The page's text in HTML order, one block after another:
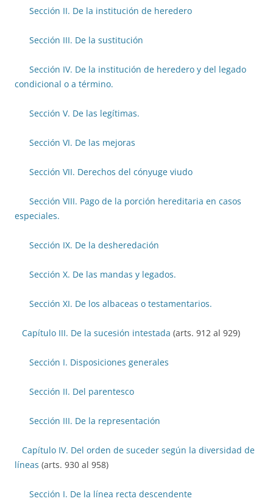
Sección II. De la institución de heredero
Sección III. De la sustitución
Sección IV. De la institución de heredero y del legado
condicional o a término.
Sección V. De las legítimas.
Sección VI. De las mejoras
Sección VII. Derechos del cónyuge viudo
Sección VIII. Pago de la porción hereditaria en casos
especiales.
Sección IX. De la desheredación
Sección X. De las mandas y legados.
Sección XI. De los albaceas o testamentarios.
Capítulo III. De la sucesión intestada (arts. 912 al 929)
Sección I. Disposiciones generales
Sección II. Del parentesco
Sección III. De la representación
Capítulo IV. Del orden de suceder según la diversidad de
líneas (arts. 930 al 958)
Sección I. De la línea recta descendente